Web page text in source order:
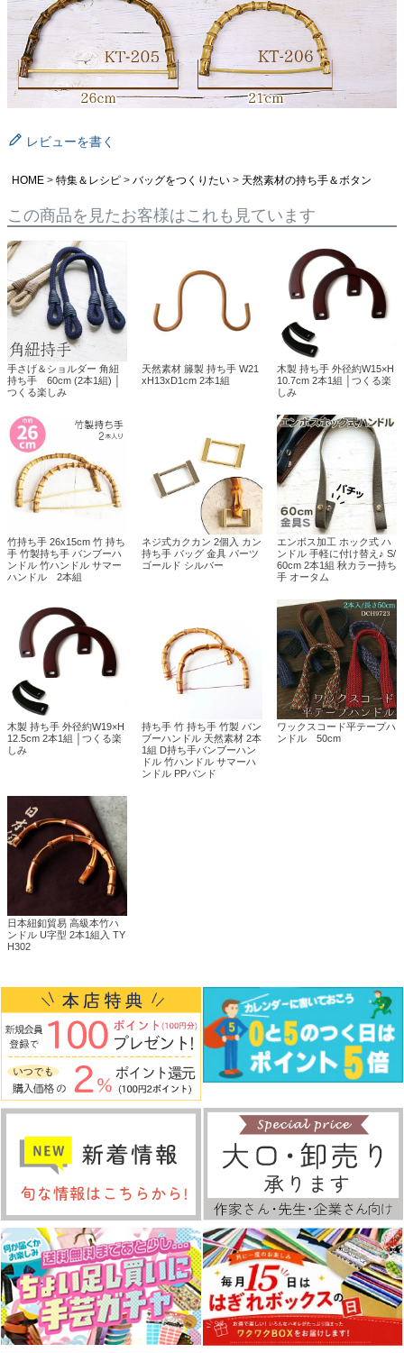
レビューを書く
HOME 特集＆レシピ バッグをつくりたい 天然素材の持ち手＆ボタン
この商品を見たお客様はこれも見ています
手さげ＆ショルダー 角紐
持ち手 60cm (2本1組) │
つくる楽しみ
天然素材 籐製 持ち手 W21
xH13xD1cm 2本1組
木製 持ち手 外径約W15×H
10.7cm 2本1組 │つくる楽
しみ
竹持ち手 26x15cm 竹 持ち
手 竹製持ち手 バンブーハ
ンドル 竹ハンドル サマー
ハンドル 2本組
ネジ式カクカン 2個入 カン
持ち手 バッグ 金具 パーツ
ゴールド シルバー
エンボス加工 ホック式 ハ
ンドル 手軽に付け替え♪ S/
60cm 2本1組 秋カラー持ち
手 オータム
木製 持ち手 外径約W19×H
12.5cm 2本1組 │つくる楽
しみ
持ち手 竹 持ち手 竹製 バン
ブーハンドル 天然素材 2本
1組 D持ち手バンブーハン
ドル 竹ハンドル サマーハ
ンドル PPバンド
ワックスコード平テープハ
ンドル 50cm
日本紐釦貿易 高級本竹ハ
ンドル U字型 2本1組入 TY
H302